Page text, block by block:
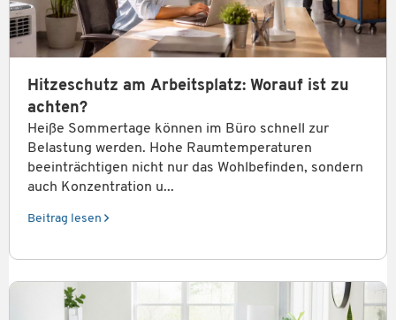
Hitzeschutz am Arbeitsplatz: Worauf ist zu
achten?
Heiße Sommertage können im Büro schnell zur
Belastung werden. Hohe Raumtemperaturen
beeinträchtigen nicht nur das Wohlbefinden, sondern
auch Konzentration u...
Beitrag lesen